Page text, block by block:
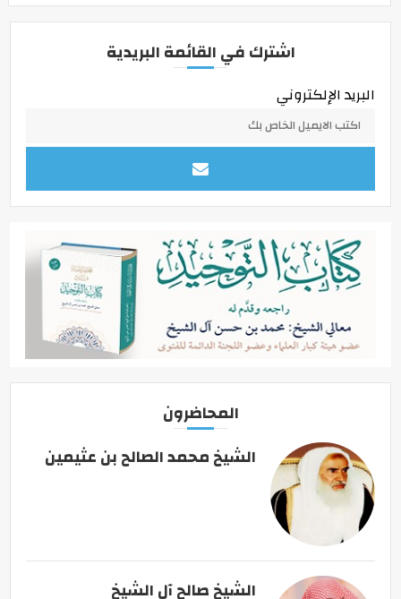
اشترك في القائمة البريدية
البريد الإلكتروني
المحاضرون
الشيخ محمد الصالح بن عثيمين
الشيخ صالح آل الشيخ